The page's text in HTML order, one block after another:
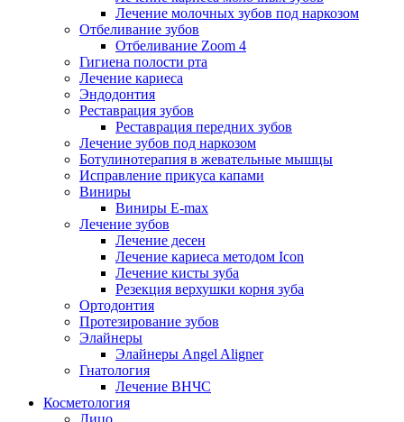
Лечение молочных зубов под наркозом
Отбеливание зубов
Отбеливание Zoom 4
Гигиена полости рта
Лечение кариеса
Эндодонтия
Реставрация зубов
Реставрация передних зубов
Лечение зубов под наркозом
Ботулинотерапия в жевательные мышцы
Исправление прикуса капами
Виниры
Виниры E-max
Лечение зубов
Лечение десен
Лечение кариеса методом Icon
Лечение кисты зуба
Резекция верхушки корня зуба
Ортодонтия
Протезирование зубов
Элайнеры
Элайнеры Angel Aligner
Гнатология
Лечение ВНЧС
Косметология
Лицо